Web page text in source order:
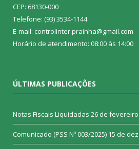
CEP: 68130-000
Telefone: (93) 3534-1144
E-mail: controlinter.prainha@gmail.com
Horário de atendimento: 08:00 às 14:00
ÚLTIMAS PUBLICAÇÕES
Notas Fiscais Liquidadas 26 de
Comunicado (PSS Nº 003/2025) 15 de